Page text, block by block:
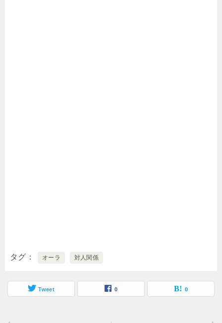
タグ オーラ 対人関係
Tweet 0 0